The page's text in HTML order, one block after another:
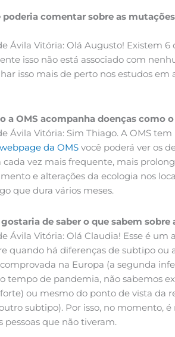
comentar sobre as
Ávila Vitória: Olá Augusto! Existem
isso não está associado com
isso mais de perto nos estudos
a OMS acompanha doenças
Ávila Vitória: Sim Thiago. A OMS
da OMS você poderá ver os
vez mais frequente, mais
e alterações da ecologia nos
que dura vários meses.
de saber o que sabem
Ávila Vitória: Olá Claudia! Esse é
quando há diferenças de subtipo
na Europa (a segunda
de pandemia, não sabemos
ou mesmo do ponto de vista da
subtipo). Por isso, no momento,
pessoas que não tiveram.